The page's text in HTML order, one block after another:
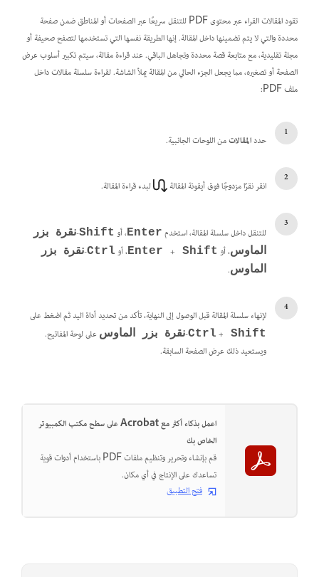
تقود المقالات القراء عبر محتوى PDF للتنقل سريعًا عبر الصفحات أو المناطق ضمن صفحة
محددة والتي لا يتم تضمينها داخل المقالة. إنها الطريقة نفسها التي تستخدمها لتصفح صحيفة أو
مجلة تقليدية، مع متابعة قصة محددة وتجاهل الباقي. عند قراءة مقالة، سيتم تكبير أسلوب عرض
الصفحة أو تصغيره، مما يجعل الجزء الحالي من المقالة يملأ الشاشة. لقراءة سلسلة مقالات داخل
ملف PDF:
حددالمقالاتمن اللوحات الجانبية.
انقر نقرًا مزدوجًا فوق أيقونة المقالة لبدء قراءة المقالة.
للتنقل داخل سلسلة المقالة، استخدم Enter، أو Shift
-نقرة بزر
الماوس، أو Shift
‏+ ، أو Ctrl
-نقرة بزر
الماوس.
لإنهاء سلسلة المقالة قبل الوصول إلى النهاية، تأكد من تحديد أداة اليد ثم اضغط على
Shift
‏+
Ctrl
-نقرة بزر الماوس على لوحة المفاتيح.
ويستعيد ذلك عرض الصفحة السابقة.
اعمل بذكاء أكثر مع Acrobat على سطح مكتب الكمبيوتر
الخاص بك
قم بإنشاء وتحرير وتنظيم ملفات PDF باستخدام أدوات قوية
تساعدك على الإنتاج في أي مكان.
فتح التطبيق